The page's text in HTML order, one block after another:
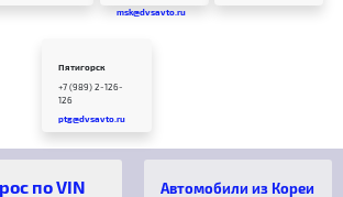
msk@dvsavto.ru
Пятигорск
+7 (989) 2-126-
126
ptg@dvsavto.ru
Автомобили из Кореи